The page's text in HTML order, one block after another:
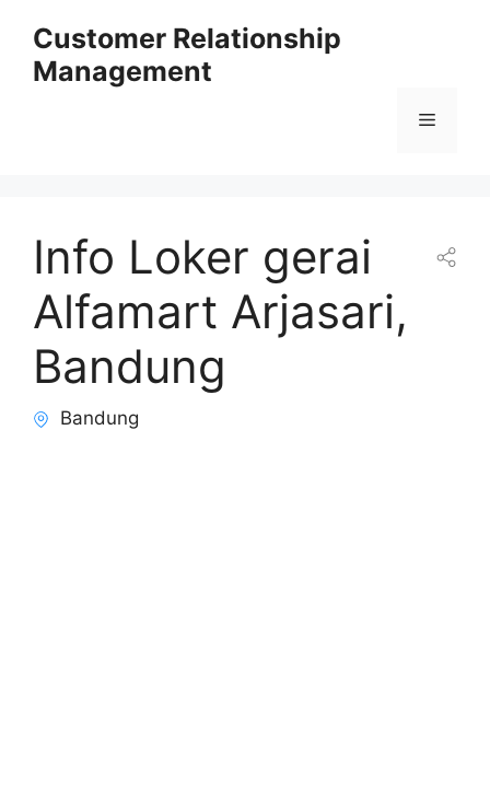
content
Customer Relationship
Management
Menu
Info Loker gerai
Alfamart Arjasari,
Bandung
Bandung